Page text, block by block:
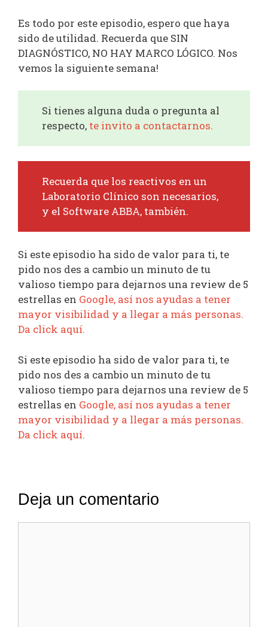
Es todo por este episodio, espero que haya
sido de utilidad. Recuerda que SIN
DIAGNÓSTICO, NO HAY MARCO LÓGICO. Nos
vemos la siguiente semana!
Si tienes alguna duda o pregunta al
respecto, te invito a contactarnos.
Recuerda que los reactivos en un
Laboratorio Clínico son necesarios,
y el Software ABBA, también.
Si este episodio ha sido de valor para ti, te
pido nos des a cambio un minuto de tu
valioso tiempo para dejarnos una review de 5
estrellas en Google, así nos ayudas a tener
mayor visibilidad y a llegar a más personas.
Da click aquí.
Si este episodio ha sido de valor para ti, te
pido nos des a cambio un minuto de tu
valioso tiempo para dejarnos una review de 5
estrellas en Google, así nos ayudas a tener
mayor visibilidad y a llegar a más personas.
Da click aquí.
Deja un comentario